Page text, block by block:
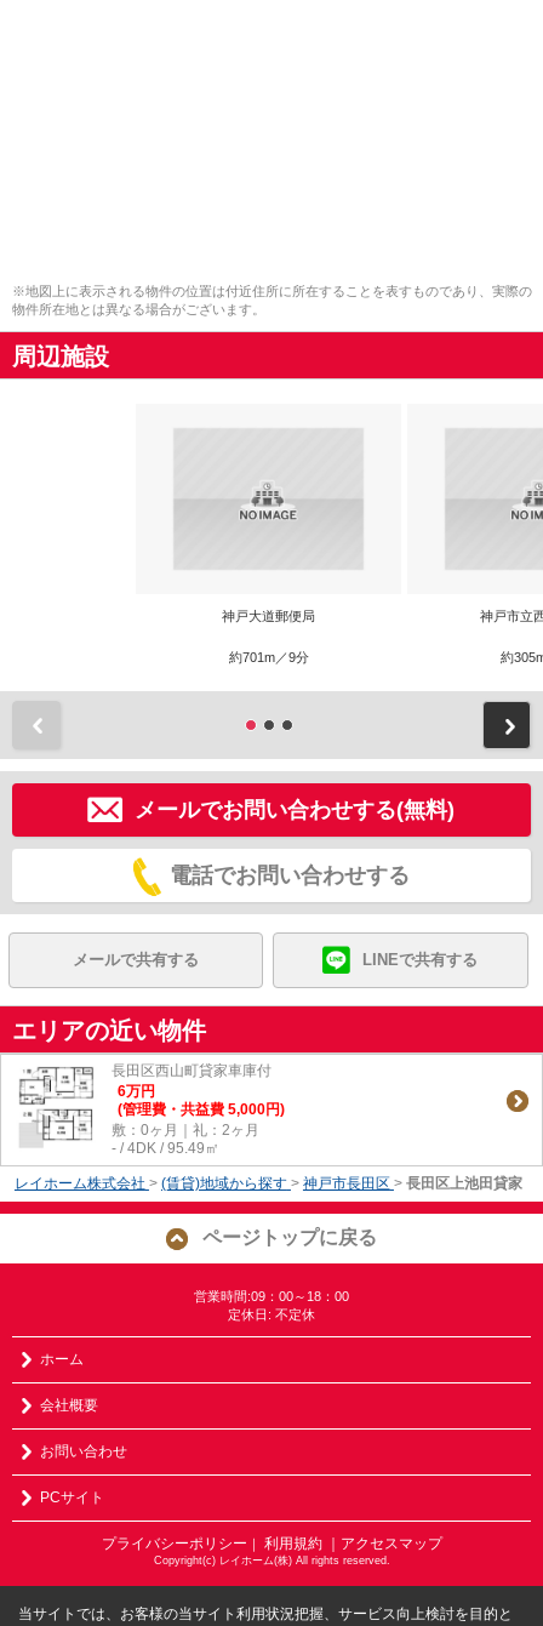
※地図上に表示される物件の位置は付近住所に所在することを表すものであり、実際の
物件所在地とは異なる場合がございます。
周辺施設
神戸大道郵便局
約701m／9分
神戸市立
約
メールでお問い合わせする(無料)
電話でお問い合わせする
メールで共有する LINEで共有する
エリアの近い物件
長田区西山町貸家車庫付
6万円
(管理費・共益費 5,000円)
敷：0ヶ月｜礼：2ヶ月
- / 4DK / 95.49㎡
レイホーム株式会社 > (賃貸)地域から探す > 神戸市長田区 > 長田区上池田貸家
ページトップに戻る
営業時間:09：00～18：00
定休日: 不定休
ホーム
会社概要
お問い合わせ
PCサイト
プライバシーポリシー ｜ 利用規約 ｜アクセスマップ
Copyright(c) レイホーム(株) All rights reserved.
当サイトでは、お客様の当サイト利用状況把握、サービス向上検討を目的と